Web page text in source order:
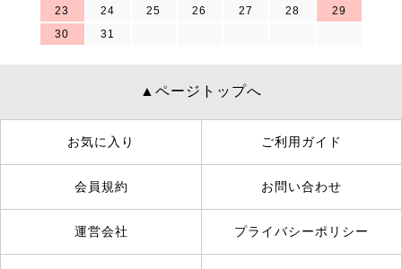
23
24 25 26 27 28
29
30
31
▲ページトップへ
お気に入り ご利用ガイド
会員規約 お問い合わせ
運営会社 プライバシーポリシー